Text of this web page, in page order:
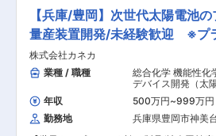
シャリストとして地域に根差した企業運営
ております。 仕入販売部門のティ．ケイフ
ービス（株）と加工部門の兵庫ミートプロ
ー（株）が併設しており、 食肉の仕入から
の加工・販売と連携してお客さまのニーズ
た商品を迅速に開発・提供しております。 変更の
範囲：会社の定める業務
パー、精肉店等）へのルート営業および配
任せします。 ・3t車での自社食肉製品の配
配送時の注文伺い、新商品の提案、見積も
・顧客ニーズのヒアリングと課題解決の提
社後は内勤（電話対応・商品管理）や先輩
乗研修で、商品知識や関係構築のノウハウ
に指導します。独り立ち後も手厚くフォロ
環境です。 ■期待する事： 「営業経験を活かし
て、もっと稼げる・安定する環境へ行きた
んな方に最適なポジションです。本求人は
600万〜700万円スタートという破格の待遇
【兵庫/豊岡】次世代太陽電池
量産装置開発/未経験歓迎 ※プ
カー
株式会社カネカ
業種 / 職種
総合化学 機能性化
デバイス開発（太
造プロセス開発・
太陽光・液晶・LED
年収 500万円~999万円
勤務地
兵庫県豊岡市神美